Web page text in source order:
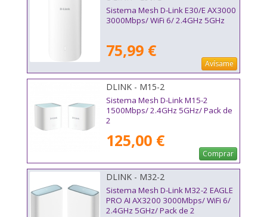
Sistema Mesh D-Link E30/E AX3000
3000Mbps/ WiFi 6/ 2.4GHz 5GHz
75,99 €
Avísame
DLINK - M15-2
Sistema Mesh D-Link M15-2
1500Mbps/ 2.4GHz 5GHz/ Pack de
2
125,00 €
Comprar
DLINK - M32-2
Sistema Mesh D-Link M32-2 EAGLE
PRO AI AX3200 3000Mbps/ WiFi 6/
2.4GHz 5GHz/ Pack de 2